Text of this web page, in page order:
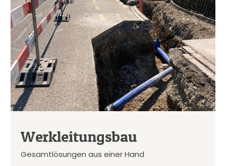
Werkleitungsbau
Gesamtlösungen aus einer Hand